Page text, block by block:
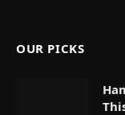
OUR PICKS